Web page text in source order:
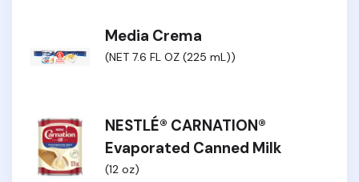
Media Crema
(NET 7.6 FL OZ (225 mL))
NESTLÉ® CARNATION®
Evaporated Canned Milk
(12 oz)